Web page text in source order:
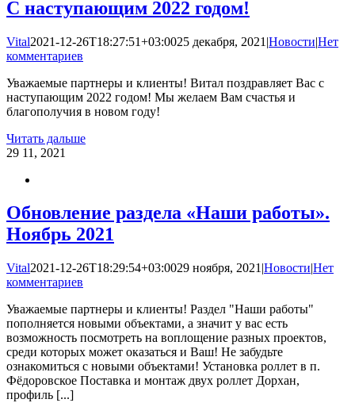
С наступающим 2022 годом!
Vital2021-12-26T18:27:51+03:0025 декабря, 2021 |Новости|Нет
комментариев
Уважаемые партнеры и клиенты! Витал поздравляет Вас с
наступающим 2022 годом! Мы желаем Вам счастья и
благополучия в новом году!
Читать дальше
29 11, 2021
Обновление раздела «Наши работы».
Ноябрь 2021
Vital2021-12-26T18:29:54+03:0029 ноября, 2021 |Новости|Нет
комментариев
Уважаемые партнеры и клиенты! Раздел "Наши работы"
пополняется новыми объектами, а значит у вас есть
возможность посмотреть на воплощение разных проектов,
среди которых может оказаться и Ваш! Не забудьте
ознакомиться с новыми объектами! Установка роллет в п.
Фёдоровское Поставка и монтаж двух роллет Дорхан,
профиль [...]